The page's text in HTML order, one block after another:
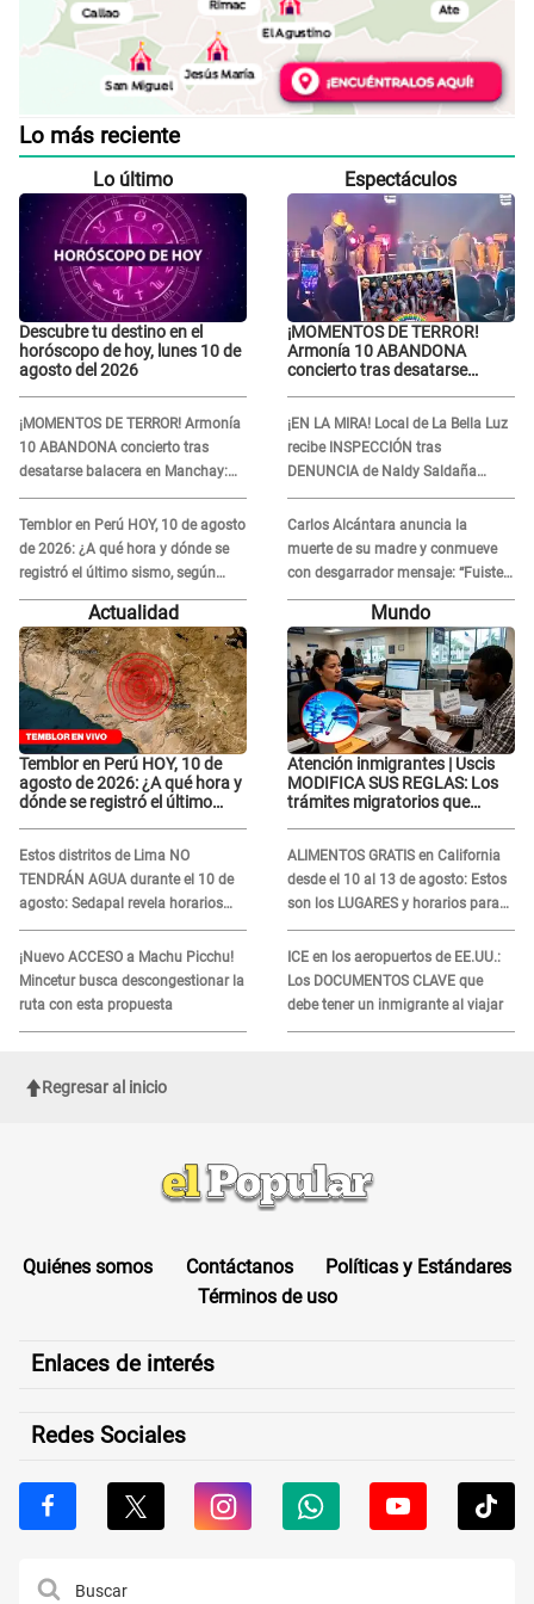
Lo más reciente
Lo último
Descubre tu destino en el
horóscopo de hoy, lunes 10 de
agosto del 2026
¡MOMENTOS DE TERROR! Armonía
10 ABANDONA concierto tras
desatarse balacera en Manchay:
Exponen impactantes imágenes
Temblor en Perú HOY, 10 de agosto
de 2026: ¿A qué hora y dónde se
registró el último sismo, según
IGP?
Espectáculos
¡MOMENTOS DE TERROR!
Armonía 10 ABANDONA
concierto tras desatarse
imágenes
¡EN LA MIRA! Local de La Bella Luz
recibe INSPECCIÓN tras
DENUNCIA de Naldy Saldaña
contra el exdirector César Sánchez
Carlos Alcántara anuncia la
muerte de su madre y conmueve
con desgarrador mensaje: “Fuiste
una gran mujer”
Actualidad
Temblor en Perú HOY, 10 de
agosto de 2026: ¿A qué hora y
dónde se registró el último
Estos distritos de Lima NO
TENDRÁN AGUA durante el 10 de
agosto: Sedapal revela horarios
oficiales
¡Nuevo ACCESO a Machu Picchu!
Mincetur busca descongestionar la
ruta con esta propuesta
Mundo
Atención inmigrantes | Uscis
MODIFICA SUS REGLAS: Los
trámites migratorios que
ALIMENTOS GRATIS en California
desde el 10 al 13 de agosto: Estos
son los LUGARES y horarios para
recibir la ayuda
ICE en los aeropuertos de EE.UU.:
Los DOCUMENTOS CLAVE que
debe tener un inmigrante al viajar
Regresar al inicio
Quiénes somos Contáctanos
Políticas y Estándares
Términos de uso
Enlaces de interés
Redes Sociales